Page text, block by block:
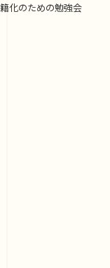
化のための勉強会